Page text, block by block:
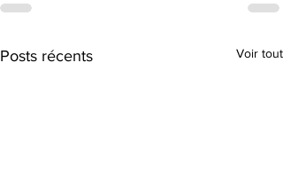
Posts récents Voir tout